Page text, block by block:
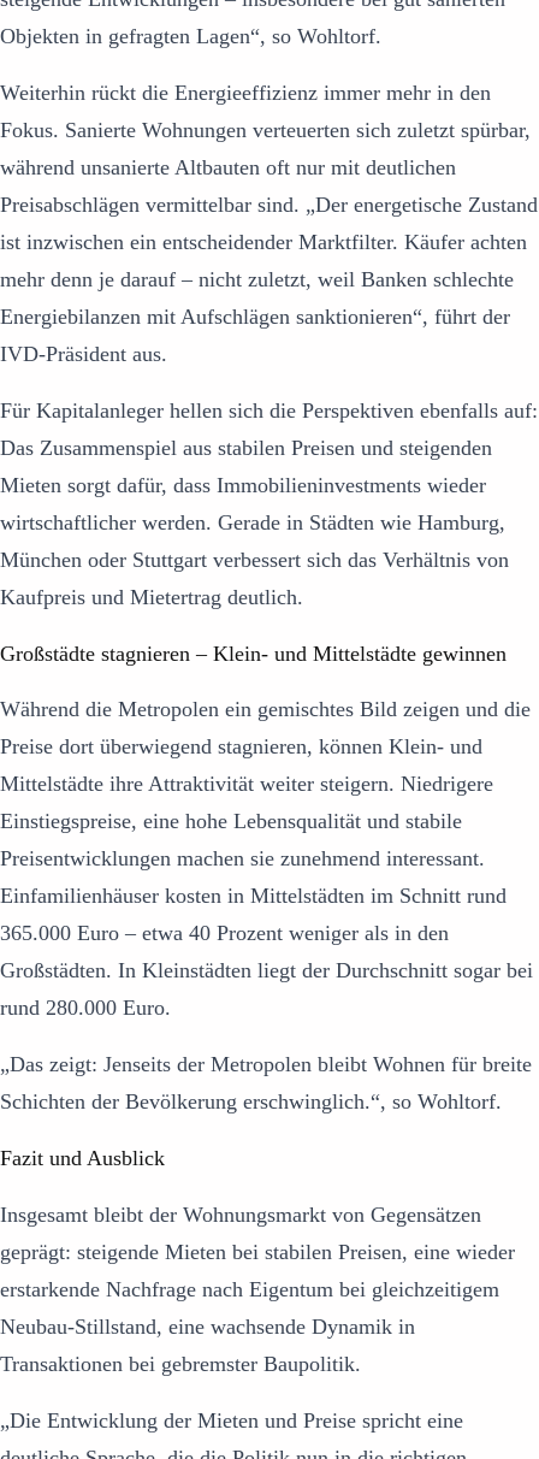
Objekten in gefragten Lagen“, so Wohltorf.
Weiterhin rückt die Energieeffizienz immer mehr in den
Fokus. Sanierte Wohnungen verteuerten sich zuletzt spürbar,
während unsanierte Altbauten oft nur mit deutlichen
Preisabschlägen vermittelbar sind. „Der energetische Zustand
ist inzwischen ein entscheidender Marktfilter. Käufer achten
mehr denn je darauf – nicht zuletzt, weil Banken schlechte
Energiebilanzen mit Aufschlägen sanktionieren“, führt der
IVD-Präsident aus.
Für Kapitalanleger hellen sich die Perspektiven ebenfalls auf:
Das Zusammenspiel aus stabilen Preisen und steigenden
Mieten sorgt dafür, dass Immobilieninvestments wieder
wirtschaftlicher werden. Gerade in Städten wie Hamburg,
München oder Stuttgart verbessert sich das Verhältnis von
Kaufpreis und Mietertrag deutlich.
Großstädte stagnieren – Klein- und Mittelstädte gewinnen
Während die Metropolen ein gemischtes Bild zeigen und die
Preise dort überwiegend stagnieren, können Klein- und
Mittelstädte ihre Attraktivität weiter steigern. Niedrigere
Einstiegspreise, eine hohe Lebensqualität und stabile
Preisentwicklungen machen sie zunehmend interessant.
Einfamilienhäuser kosten in Mittelstädten im Schnitt rund
365.000 Euro – etwa 40 Prozent weniger als in den
Großstädten. In Kleinstädten liegt der Durchschnitt sogar bei
rund 280.000 Euro.
„Das zeigt: Jenseits der Metropolen bleibt Wohnen für breite
Schichten der Bevölkerung erschwinglich.“, so Wohltorf.
Fazit und Ausblick
Insgesamt bleibt der Wohnungsmarkt von Gegensätzen
geprägt: steigende Mieten bei stabilen Preisen, eine wieder
erstarkende Nachfrage nach Eigentum bei gleichzeitigem
Neubau-Stillstand, eine wachsende Dynamik in
Transaktionen bei gebremster Baupolitik.
„Die Entwicklung der Mieten und Preise spricht eine